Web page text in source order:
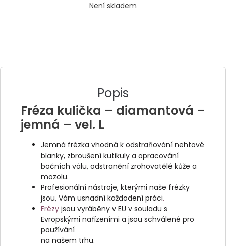
Není skladem
Popis
Fréza kulička – diamantová –
jemná – vel. L
Jemná frézka vhodná k odstraňování nehtové
blanky, zbroušení kutikuly a opracování
bočních válu, odstranění zrohovatělé kůže a
mozolu.
Profesionální nástroje, kterými naše frézky
jsou, Vám usnadní každodení práci.
Frézy jsou vyráběny v EU v souladu s
Evropskými nařízeními a jsou schválené pro
používání
na našem trhu.